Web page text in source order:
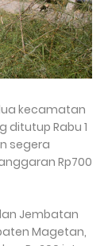
kecamatan
ditutup Rabu 1
segera
Rp700
Jembatan
Magetan,